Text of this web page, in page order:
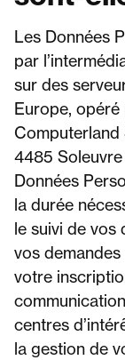
Les Données
par
sur des
Europe,
Computerland
4485
Données
la durée
le suivi de vos
vos
votre
centres
la gestion de